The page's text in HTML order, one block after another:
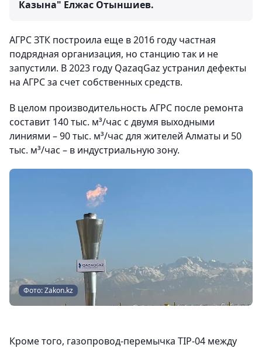
Казына" Елжас Отыншиев.
АГРС ЗТК построила еще в 2016 году частная
подрядная организация, но станцию так и не
запустили. В 2023 году QazaqGaz устранил дефекты
на АГРС за счет собственных средств.
В целом производительность АГРС после ремонта
составит 140 тыс. м³/час с двумя выходными
линиями – 90 тыс. м³/час для жителей Алматы и 50
тыс. м³/час – в индустриальную зону.
Фото: Zakon.kz
Кроме того, газопровод-перемычка TIP-04 между